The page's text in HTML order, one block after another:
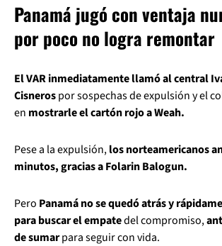
Panamá jugó con ventaja
por poco no logra remontar
El VAR inmediatamente llamó al central
Cisnerospor sospechas de expulsión y el
en mostrarle el cartón rojo a Weah.
Pese a la expulsión,los norteamericanos
minutos, gracias a Folarin Balogun.
Pero Panamá no se quedó atrás y
para buscar el empatedel compromiso,
de sumarpara seguir con vida.